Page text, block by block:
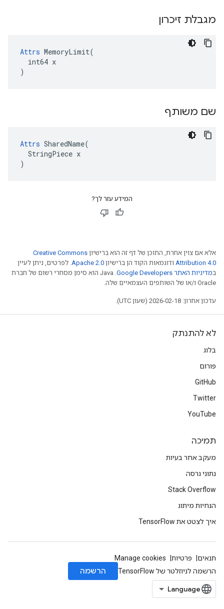
מגבלת זיכרון
Attrs MemoryLimit(
  int64 x
)
שם משותף
Attrs SharedName(
  StringPiece x
)
המידע עזר לך?
אלא אם צוין אחרת, התוכן של דף זה הוא ברישיון Creative Commons
Attribution 4.0 ודוגמאות הקוד הן ברישיון Apache 2.0. לפרטים, ניתן לעיין
במדיניות האתר Google Developers‏
.‏ Java הוא סימן מסחרי רשום של חברת
Oracle ו/או של השותפים העצמאיים שלה.
עדכון אחרון: 2026-02-18 (שעון UTC).
לא להתנתק
בלוג
פורום
GitHub
Twitter
YouTube
תמיכה
מעקב אחר בעיות
נתוני גרסה
Stack Overflow
הנחיות מיתוג
איך לצטט את TensorFlow
תנאים פרטיות
Manage cookies
הרשמה לניוזלטר של TensorFlow
הרשמה